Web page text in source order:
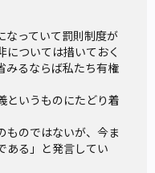
なっていて罰則制度が
については措いておく
みるならば私たち有権
というものにたどり着
ものではないが、今ま
ある」と発言してい